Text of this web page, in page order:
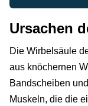
Ursachen
Die Wirbelsäule
aus knöchernen
Bandscheiben
Muskeln, die die